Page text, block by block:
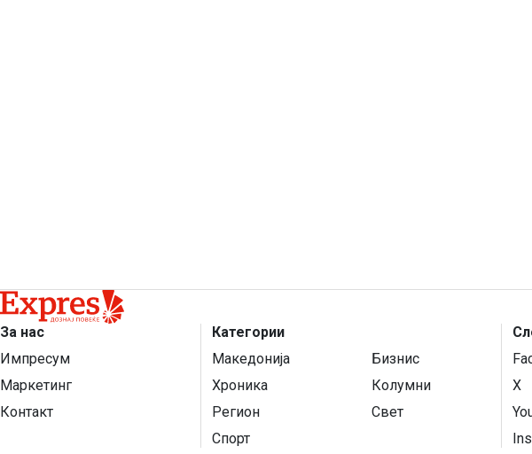
За нас
Импресум
Маркетинг
Контакт
Категории
Македонија
Бизнис
Хроника
Колумни
Регион
Свет
Спорт
X